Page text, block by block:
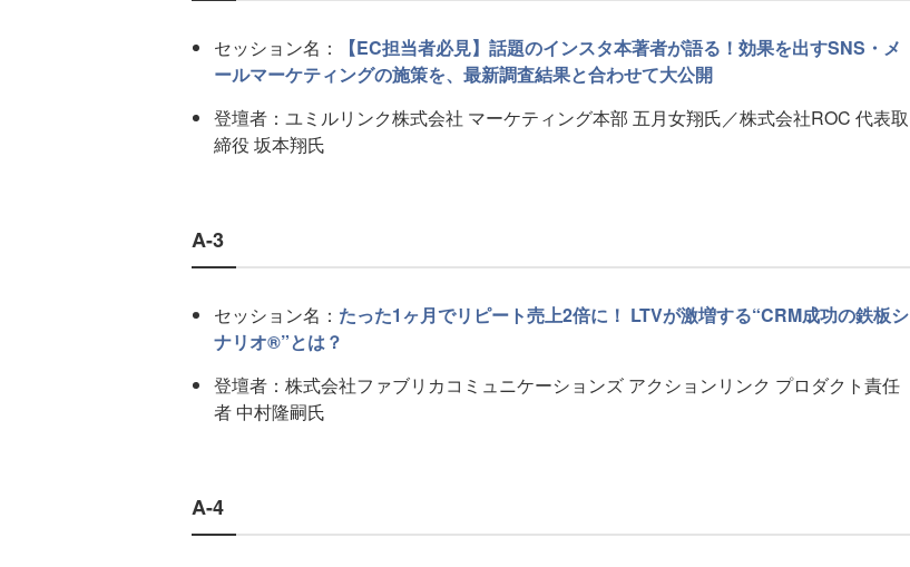
セッション名：
【EC担当者必見】話題のインスタ本著者が語る！効果を出すSNS・メ
ールマーケティングの施策を、最新調査結果と合わせて大公開
登壇者：ユミルリンク株式会社 マーケティング本部 五月女翔氏／株式会社ROC 代表取
締役 坂本翔氏
A-3
セッション名： たった1ヶ月でリピート売上2倍に！ LTVが激増する“CRM成功の鉄板シ
ナリオ®”とは？
登壇者：株式会社ファブリカコミュニケーションズ アクションリンク プロダクト責任
者 中村隆嗣氏
A-4